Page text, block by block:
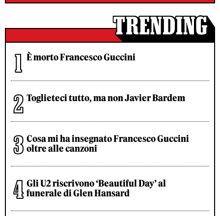
È morto Francesco Guccini
Toglieteci tutto, ma non Javier Bardem
Cosa mi ha insegnato Francesco Guccini
oltre alle canzoni
Gli U2 riscrivono ‘Beautiful Day’ al
funerale di Glen Hansard